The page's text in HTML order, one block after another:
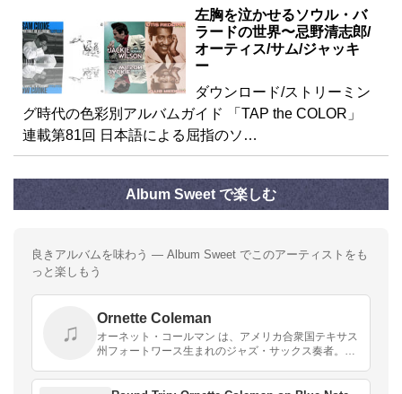
左胸を泣かせるソウル・バ
ラードの世界〜忌野清志郎/
オーティス/サム/ジャッキ
ー
ダウンロード/ストリーミン
グ時代の色彩別アルバムガイド 「TAP the COLOR」
連載第81回 日本語による屈指のソ…
Album Sweet で楽しむ
良きアルバムを味わう — Album Sweet でこのアーティストをも
っと楽しもう
♫
Ornette Coleman
オーネット・コールマン は、アメリカ合衆国テキサス
州フォートワース生まれのジャズ・サックス奏者。ア
なす。フリージャズの先駆者である。